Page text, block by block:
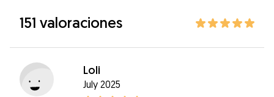
151 valoraciones
Loli
July 2025